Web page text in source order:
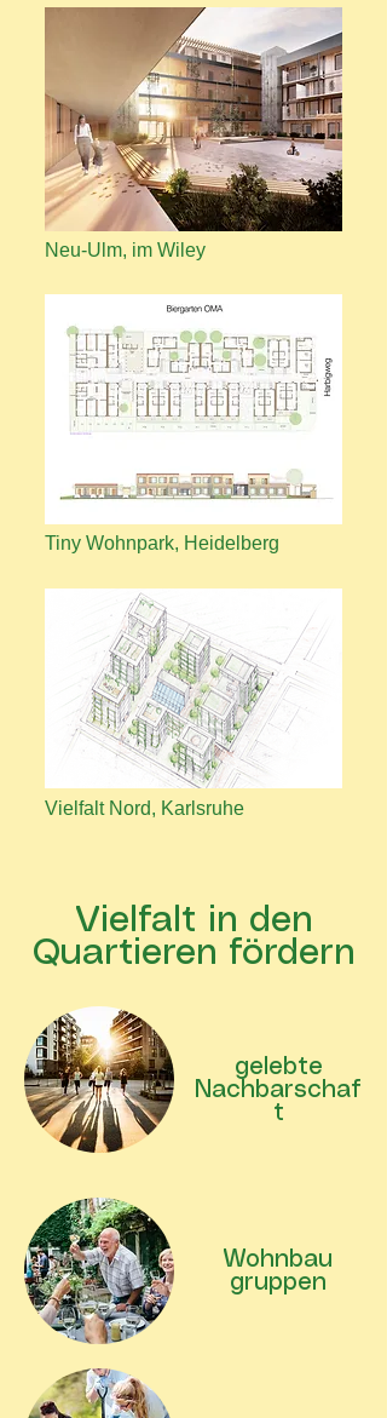
Neu-Ulm, im Wiley
Tiny Wohnpark, Heidelberg
Vielfalt Nord, Karlsruhe
Vielfalt in den
Quartieren fördern
gelebte
Nachbarschaf
t
Wohnbau
gruppen